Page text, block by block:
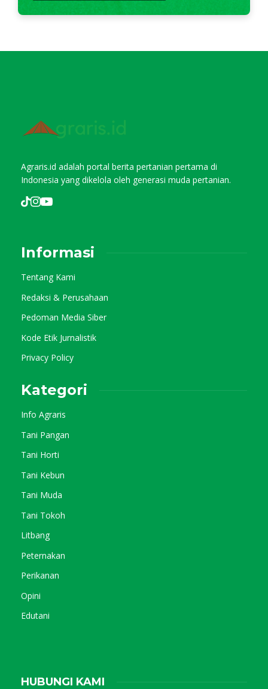
Agraris.id adalah portal berita pertanian pertama di
Indonesia yang dikelola oleh generasi muda pertanian.
Informasi
Tentang Kami
Redaksi & Perusahaan
Pedoman Media Siber
Kode Etik Jurnalistik
Privacy Policy
Kategori
Info Agraris
Tani Pangan
Tani Horti
Tani Kebun
Tani Muda
Tani Tokoh
Litbang
Peternakan
Perikanan
Opini
Edutani
HUBUNGI KAMI